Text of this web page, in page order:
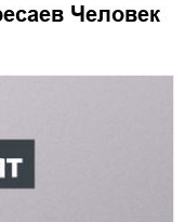
Человек